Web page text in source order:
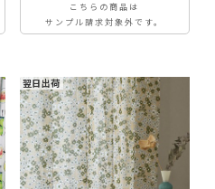
こちらの商品は
サンプル請求対象外です。
翌日出荷